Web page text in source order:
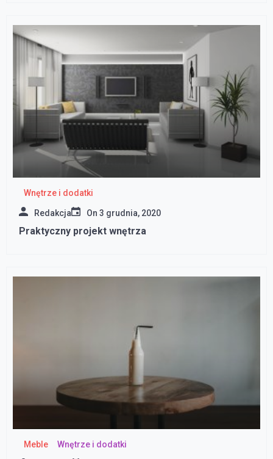
Wnętrze i dodatki
Redakcja On 3 grudnia, 2020
Praktyczny projekt wnętrza
Meble Wnętrze i dodatki